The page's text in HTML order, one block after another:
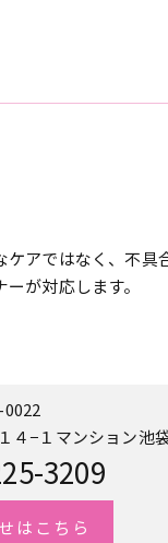
アではなく、不
が対応します。
0022
４−１マンション池
3209
はこちら